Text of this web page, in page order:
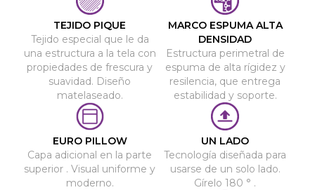
TEJIDO PIQUE
Tejido especial que le da
una estructura a la tela con
propiedades de frescura y
suavidad. Diseño
matelaseado.
MARCO ESPUMA ALTA
DENSIDAD
Estructura perimetral de
espuma de alta rígidez y
resilencia, que entrega
estabilidad y soporte.
EURO PILLOW
Capa adicional en la parte
superior . Visual uniforme y
moderno.
UN LADO
Tecnología diseñada para
usarse de un solo lado.
Gírelo 180 ° .